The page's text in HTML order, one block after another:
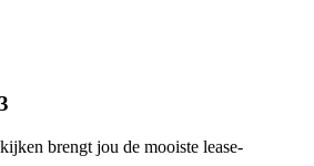
brengt jou de mooiste lease-